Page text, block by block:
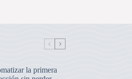
la primera